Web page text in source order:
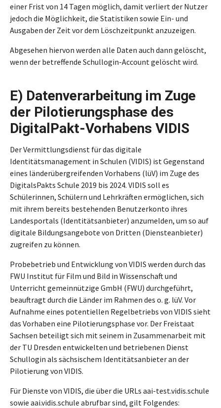
einer Frist von 14 Tagen möglich, damit verliert der Nutzer
jedoch die Möglichkeit, die Statistiken sowie Ein- und
Ausgaben der Zeit vor dem Löschzeitpunkt anzuzeigen.
Abgesehen hiervon werden alle Daten auch dann gelöscht,
wenn der betreffende Schullogin-Account gelöscht wird.
E) Datenverarbeitung im Zuge
der Pilotierungsphase des
DigitalPakt-Vorhabens VIDIS
Der Vermittlungsdienst für das digitale
Identitätsmanagement in Schulen (VIDIS) ist Gegenstand
eines länderübergreifenden Vorhabens (lüV) im Zuge des
DigitalsPakts Schule 2019 bis 2024. VIDIS soll es
Schülerinnen, Schülern und Lehrkräften ermöglichen, sich
mit ihrem bereits bestehenden Benutzerkonto ihres
Landesportals (Identitätsanbieter) anzumelden, um so auf
digitale Bildungsangebote von Dritten (Diensteanbieter)
zugreifen zu können.
Probebetrieb und Entwicklung von VIDIS werden durch das
FWU Institut für Film und Bild in Wissenschaft und
Unterricht gemeinnützige GmbH (FWU) durchgeführt,
beauftragt durch die Länder im Rahmen des o. g. lüV. Vor
Aufnahme eines potentiellen Regelbetriebs von VIDIS sieht
das Vorhaben eine Pilotierungsphase vor. Der Freistaat
Sachsen beteiligt sich mit seinem in Zusammenarbeit mit
der TU Dresden entwickelten und betriebenen Dienst
Schullogin als sächsischem Identitätsanbieter an der
Pilotierung von VIDIS.
Für Dienste von VIDIS, die über die URLs aai-test.vidis.schule
sowie aai.vidis.schule abrufbar sind, gilt Folgendes: